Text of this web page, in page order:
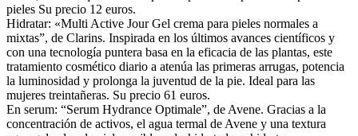
pieles Su precio 12 euros.
Hidratar: «Multi Active Jour Gel crema para pieles normales a
mixtas”, de Clarins. Inspirada en los últimos avances científicos y
con una tecnología puntera basa en la eficacia de las plantas, este
tratamiento cosmético diario a atenúa las primeras arrugas, potencia
la luminosidad y prolonga la juventud de la pie. Ideal para las
mujeres treintañeras. Su precio 61 euros.
En serum: “Serum Hydrance Optimale”, de Avene. Gracias a la
concentración de activos, el agua termal de Avene y una textura